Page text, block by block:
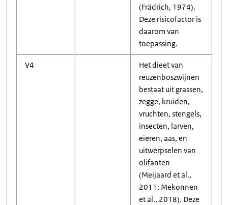
(Frädrich, 1974).
Deze risicofactor is
daarom van
toepassing.
V4
Het dieet van
reuzenboszwijnen
bestaat uit grassen,
zegge, kruiden,
vruchten, stengels,
insecten, larven,
eieren, aas, en
uitwerpselen van
olifanten
(Meijaard et al.,
2011; Mekonnen
et al., 2018). Deze